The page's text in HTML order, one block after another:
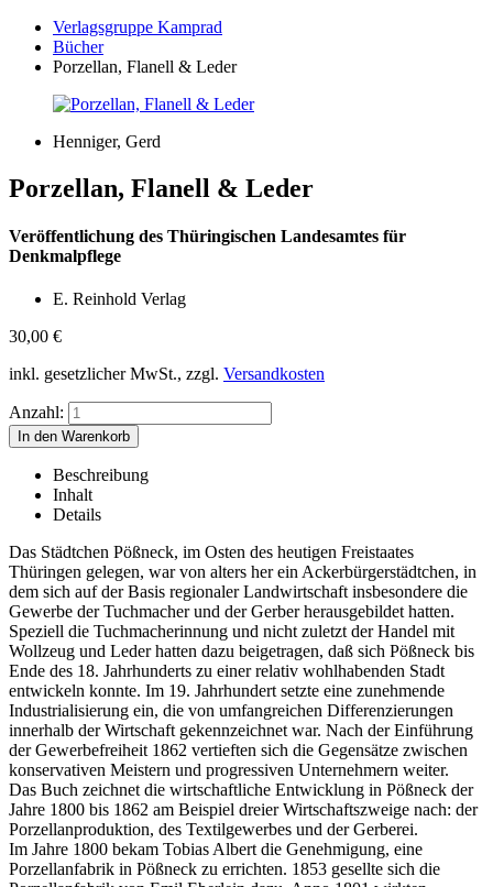
Verlagsgruppe Kamprad
Bücher
Porzellan, Flanell & Leder
Henniger, Gerd
Porzellan, Flanell & Leder
Veröffentlichung des Thüringischen Landesamtes für
Denkmalpflege
E. Reinhold Verlag
30,00 €
inkl. gesetzlicher MwSt., zzgl. Versandkosten
Anzahl:
Beschreibung
Inhalt
Details
Das Städtchen Pößneck, im Osten des heutigen Freistaates
Thüringen gelegen, war von alters her ein Ackerbürgerstädtchen, in
dem sich auf der Basis regionaler Landwirtschaft insbesondere die
Gewerbe der Tuchmacher und der Gerber herausgebildet hatten.
Speziell die Tuchmacherinnung und nicht zuletzt der Handel mit
Wollzeug und Leder hatten dazu beigetragen, daß sich Pößneck bis
Ende des 18. Jahrhunderts zu einer relativ wohlhabenden Stadt
entwickeln konnte. Im 19. Jahrhundert setzte eine zunehmende
Industrialisierung ein, die von umfangreichen Differenzierungen
innerhalb der Wirtschaft gekennzeichnet war. Nach der Einführung
der Gewerbefreiheit 1862 vertieften sich die Gegensätze zwischen
konservativen Meistern und progressiven Unternehmern weiter.
Das Buch zeichnet die wirtschaftliche Entwicklung in Pößneck der
Jahre 1800 bis 1862 am Beispiel dreier Wirtschaftszweige nach: der
Porzellanproduktion, des Textilgewerbes und der Gerberei.
Im Jahre 1800 bekam Tobias Albert die Genehmigung, eine
Porzellanfabrik in Pößneck zu errichten. 1853 gesellte sich die